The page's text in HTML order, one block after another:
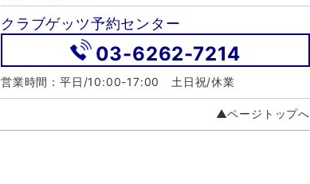
クラブゲッツ予約センター
03-6262-7214
営業時間：平日/10:00-17:00 土日祝/休業
▲ページトップへ